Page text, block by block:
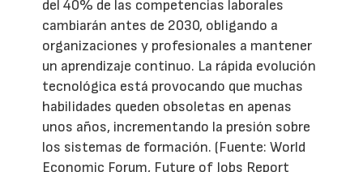
del 40% de las competencias laborales
cambiarán antes de 2030, obligando a
organizaciones y profesionales a mantener
un aprendizaje continuo. La rápida evolución
tecnológica está provocando que muchas
habilidades queden obsoletas en apenas
unos años, incrementando la presión sobre
los sistemas de formación. (Fuente: World
Economic Forum, Future of Jobs Report